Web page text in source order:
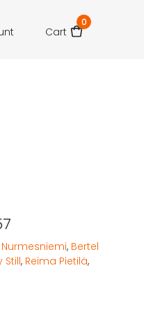
Cart
0
, Bertel
Still, Reima Pietilä,